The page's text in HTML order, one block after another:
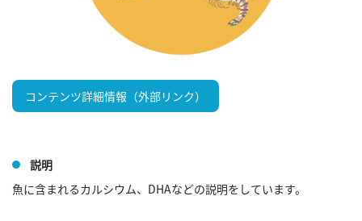
コンテンツ詳細情報（外部リンク）
説明
魚に含まれるカルシウム、DHAなどの説明をしています。